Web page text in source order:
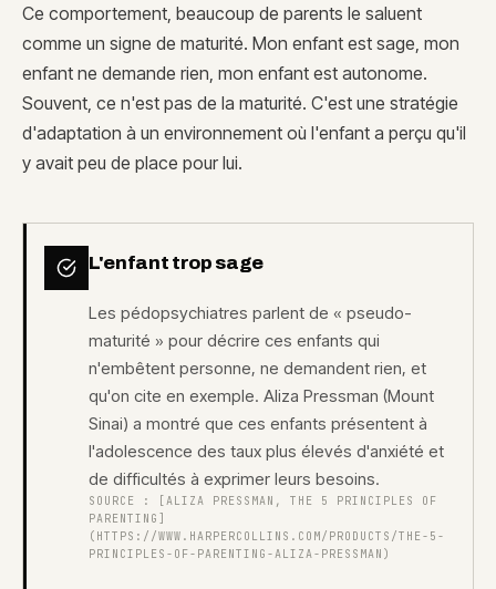
Ce comportement, beaucoup de parents le saluent
comme un signe de maturité. Mon enfant est sage, mon
enfant ne demande rien, mon enfant est autonome.
Souvent, ce n'est pas de la maturité. C'est une stratégie
d'adaptation à un environnement où l'enfant a perçu qu'il
y avait peu de place pour lui.
L'enfant trop sage
Les pédopsychiatres parlent de « pseudo-
maturité » pour décrire ces enfants qui
n'embêtent personne, ne demandent rien, et
qu'on cite en exemple. Aliza Pressman (Mount
Sinai) a montré que ces enfants présentent à
l'adolescence des taux plus élevés d'anxiété et
de difficultés à exprimer leurs besoins.
SOURCE :
[ALIZA PRESSMAN, THE 5 PRINCIPLES OF
PARENTING]
(HTTPS://WWW.HARPERCOLLINS.COM/PRODUCTS/THE-5-
PRINCIPLES-OF-PARENTING-ALIZA-PRESSMAN)